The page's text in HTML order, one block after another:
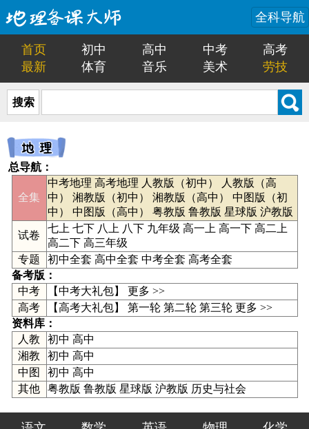
全科导航
首页 初中 高中 中考
高考
最新
体育 音乐 美术 劳技
搜索
总导航：
全集
中考地理 高考地理 人教版（初中）
人教版（高
中）
湘教版（初中） 湘教版（高中）
中图版（初
中）
中图版（高中） 粤教版 鲁教版 星球版 沪教版
试卷
七上 七下 八上 八下 九年级 高一上 高一下 高二上
高二下 高三年级
专题
初中全套 高中全套 中考全套 高考全套
备考版：
中考
【中考大礼包】 更多 >>
高考
【高考大礼包】 第一轮 第二轮 第三轮 更多 >>
资料库：
人教
初中 高中
湘教
初中 高中
中图
初中 高中
其他
粤教版 鲁教版 星球版 沪教版 历史与社会